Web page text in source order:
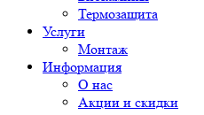
Термозащита
Услуги
Монтаж
Информация
О нас
Акции и скидки